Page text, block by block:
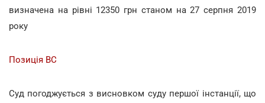
визначена на рівні 12350 грн станом на 27 серпня 2019
року
Позиція ВС
Суд погоджується з висновком суду першої інстанції, що